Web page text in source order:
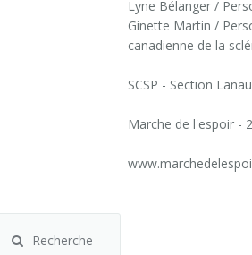
Lyne Bélanger /
Ginette Martin /
canadienne de la
SCSP - Section
Marche de l'espoir -
Recherche